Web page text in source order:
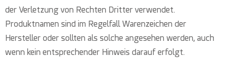
der Verletzung von Rechten Dritter verwendet.
Produktnamen sind im Regelfall Warenzeichen der
Hersteller oder sollten als solche angesehen werden, auch
wenn kein entsprechender Hinweis darauf erfolgt.